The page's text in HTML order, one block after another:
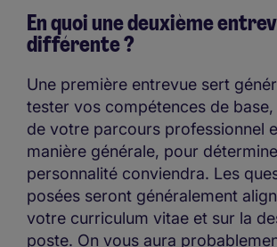
En quoi une deuxième
différente ?
Une première entrevue sert
tester vos compétences de
de votre parcours professionnel
manière générale, pour
personnalité conviendra. Les
posées seront généralement
votre curriculum vitae et sur la
poste. On vous aura